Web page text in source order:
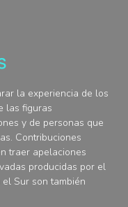
la experiencia de los
las figuras
y de personas que
Contribuciones
traer apelaciones
producidas por el
Sur son también